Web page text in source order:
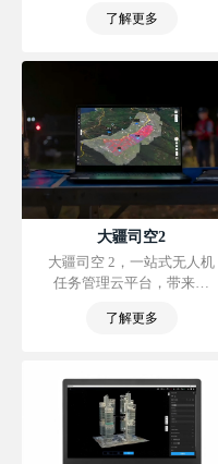
航系统数据，且支持多种数
性能，它既可作为基准站同
级定位，又可在中继站模式
下拓展无人机和大疆机场 3
的作业范围；更有全新的流
动站模式，配合大疆行业
app 与大疆智图，可为高精
度航测应用提供一站式解决
方案。
了解更多
大疆司空2
大疆司空 2，一站式无人机
任务管理云平台，带来全
团队信息高效聚合、处理与
了解更多